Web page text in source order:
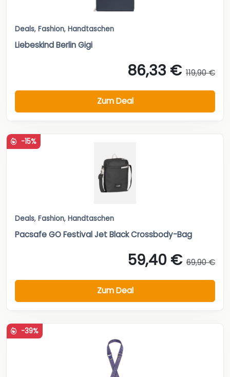
Deals, Fashion, Handtaschen
Liebeskind Berlin Gigi
86,33 € 119,90 €
Zum Deal
-15%
Deals, Fashion, Handtaschen
Pacsafe GO Festival Jet Black Crossbody-Bag
59,40 € 69,90 €
Zum Deal
-39%